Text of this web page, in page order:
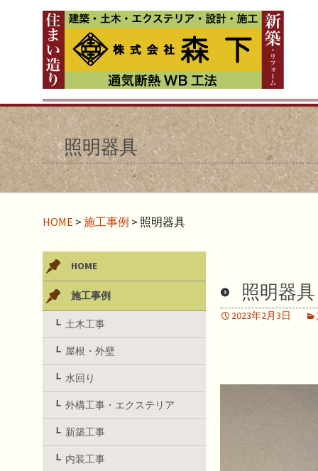
照明器具
HOME > 施工事例 > 照明器具
照明器具
2023年2月3日
HOME
施工事例
土木工事
屋根・外壁
水回り
外構工事・エクステリア
新築工事
内装工事